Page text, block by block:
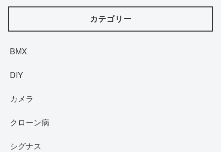
カテゴリー
BMX
DIY
カメラ
クローン病
シグナス